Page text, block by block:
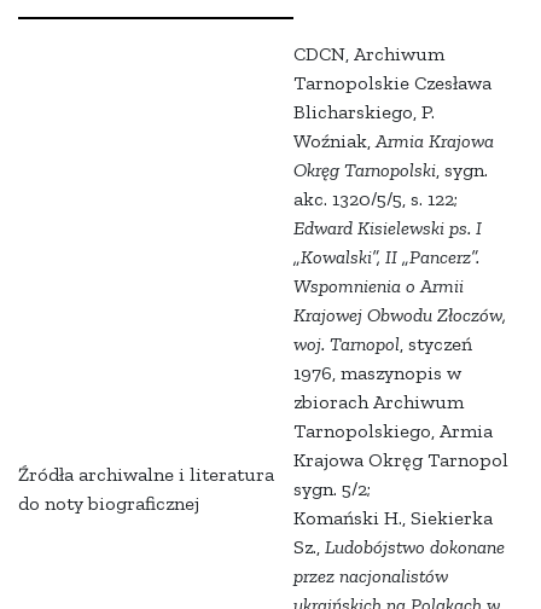
Źródła archiwalne i literatura
do noty biograficznej
CDCN, Archiwum
Tarnopolskie Czesława
Blicharskiego, P.
Woźniak,Armia Krajowa
Okręg Tarnopolski, sygn.
akc. 1320/5/5, s. 122;
Edward Kisielewski ps. I
„Kowalski”, II „Pancerz”.
Wspomnienia o Armii
Krajowej Obwodu Złoczów,
woj. Tarnopol, styczeń
1976, maszynopis w
zbiorach Archiwum
Tarnopolskiego, Armia
Krajowa Okręg Tarnopol
sygn. 5/2;
Komański H., Siekierka
Sz., Ludobójstwo dokonane
przez nacjonalistów